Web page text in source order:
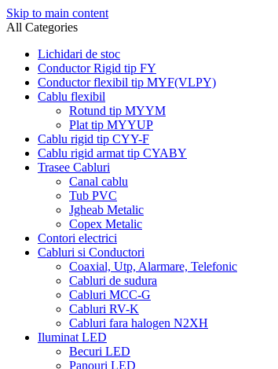
Skip to main content
All Categories
Lichidari de stoc
Conductor Rigid tip FY
Conductor flexibil tip MYF(VLPY)
Cablu flexibil
Rotund tip MYYM
Plat tip MYYUP
Cablu rigid tip CYY-F
Cablu rigid armat tip CYABY
Trasee Cabluri
Canal cablu
Tub PVC
Jgheab Metalic
Copex Metalic
Contori electrici
Cabluri si Conductori
Coaxial, Utp, Alarmare, Telefonic
Cabluri de sudura
Cabluri MCC-G
Cabluri RV-K
Cabluri fara halogen N2XH
Iluminat LED
Becuri LED
Panouri LED